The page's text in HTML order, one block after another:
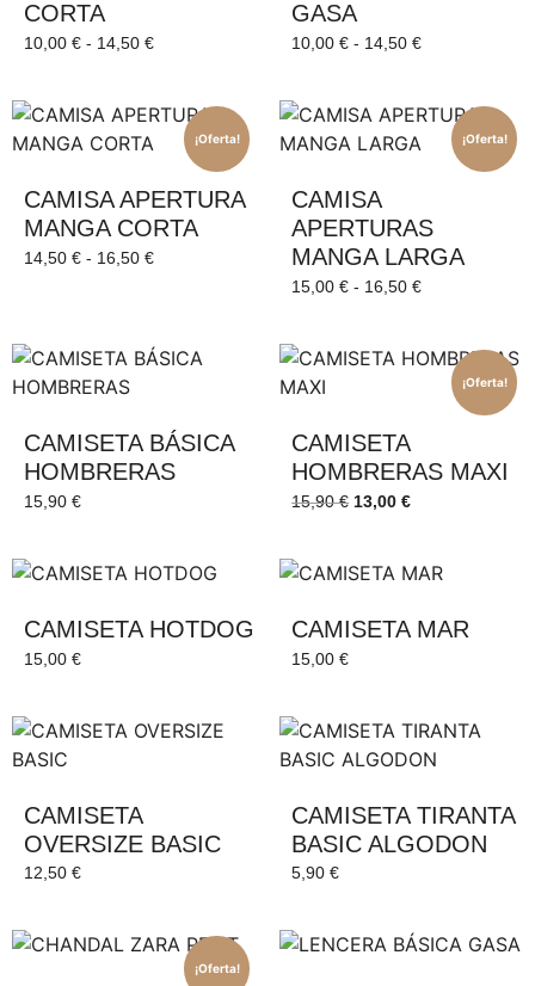
CORTA
10,00€ - 14,50€
GASA
10,00€ - 14,50€
¡Oferta!
CAMISA APERTURA
MANGA CORTA
14,50€ - 16,50€
¡Oferta!
CAMISA
APERTURAS
MANGA LARGA
15,00€ - 16,50€
CAMISETA BÁSICA
HOMBRERAS
15,90€
¡Oferta!
CAMISETA
HOMBRERAS MAXI
15,90€ 13,00€
CAMISETA HOTDOG
15,00€
CAMISETA MAR
15,00€
CAMISETA
OVERSIZE BASIC
12,50€
CAMISETA TIRANTA
BASIC ALGODON
5,90€
¡Oferta!